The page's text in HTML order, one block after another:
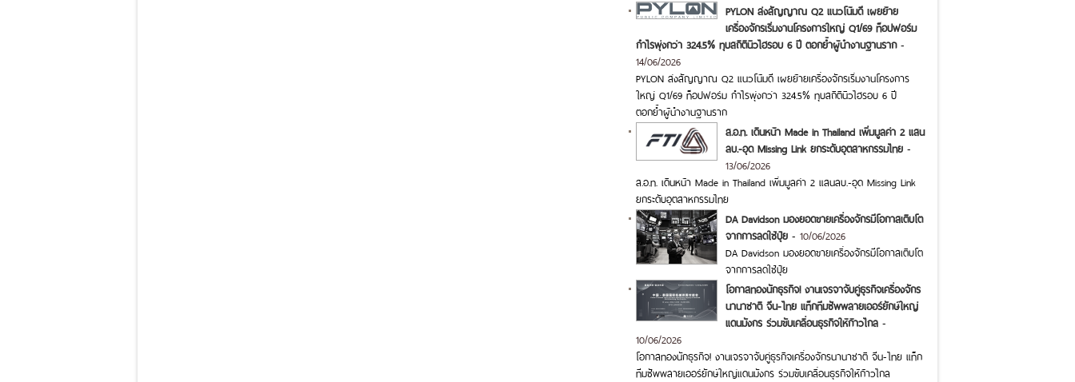
PYLON ส่งสัญญาณ Q2 แนวโน้มดี เผยย้าย
เครื่องจักรเริ่มงานโครงการใหญ่ Q1/69 ท็อปฟอร์ม
กำไรพุ่งกว่า 324.5% ทุบสถิตินิวไฮรอบ 6 ปี ตอกย้ำผู้นำงานฐานราก-
14/06/2026
PYLON ส่งสัญญาณ Q2 แนวโน้มดี เผยย้ายเครื่องจักรเริ่มงานโครงการ
ใหญ่ Q1/69 ท็อปฟอร์ม กำไรพุ่งกว่า 324.5% ทุบสถิตินิวไฮรอบ 6 ปี
ตอกย้ำผู้นำงานฐานราก
ส.อ.ท. เดินหน้า Made in Thailand เพิ่มมูลค่า 2 แสน
ลบ.-อุด Missing Link ยกระดับอุตสาหกรรมไทย -
13/06/2026
ส.อ.ท. เดินหน้า Made in Thailand เพิ่มมูลค่า 2 แสนลบ.-อุด Missing Link
ยกระดับอุตสาหกรรมไทย
DA Davidson มองยอดขายเครื่องจักรมีโอกาสเติบโต
จากการลดใช้ปุ๋ย - 10/06/2026
DA Davidson มองยอดขายเครื่องจักรมีโอกาสเติบโต
จากการลดใช้ปุ๋ย
โอกาสทองนักธุรกิจ! งานเจรจาจับคู่ธุรกิจเครื่องจักร
นานาชาติ จีน-ไทย แท็กทีมซัพพลายเออร์ยักษ์ใหญ่
แดนมังกร ร่วมขับเคลื่อนธุรกิจให้ก้าวไกล -
10/06/2026
โอกาสทองนักธุรกิจ! งานเจรจาจับคู่ธุรกิจเครื่องจักรนานาชาติ จีน-ไทย แท็ก
ทีมซัพพลายเออร์ยักษ์ใหญ่แดนมังกร ร่วมขับเคลื่อนธุรกิจให้ก้าวไกล